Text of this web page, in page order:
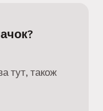
тут, також